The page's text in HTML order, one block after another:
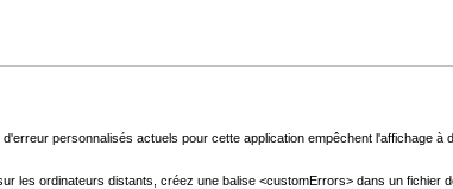
personnalisés actuels pour cette application empêchent l'affichage
les ordinateurs distants, créez une balise <customErrors> dans un